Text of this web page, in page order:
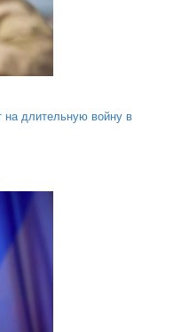
на длительную войну в